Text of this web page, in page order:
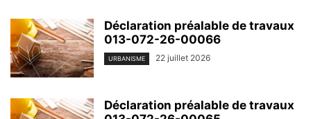
Déclaration préalable de travaux
013-072-26-00066
URBANISME 22 juillet 2026
Déclaration préalable de travaux